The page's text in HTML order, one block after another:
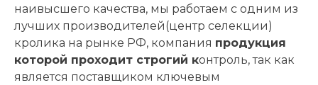
наивысшего качества, мы работаем с одним из
лучших производителей(центр селекции)
кролика на рынке РФ, компания продукция
которой проходит строгий контроль, так как
является поставщиком ключевым